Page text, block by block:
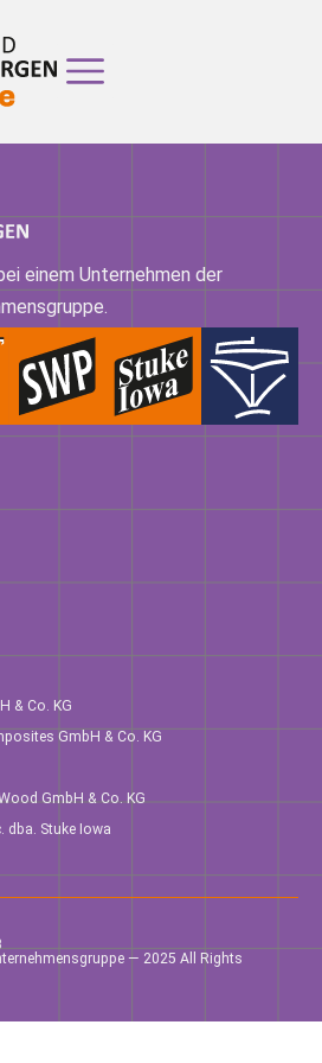
einem Unternehmen der
& Co. KG
GmbH & Co. KG
GmbH & Co. KG
dba. Stuke Iowa
— 2025 All Rights